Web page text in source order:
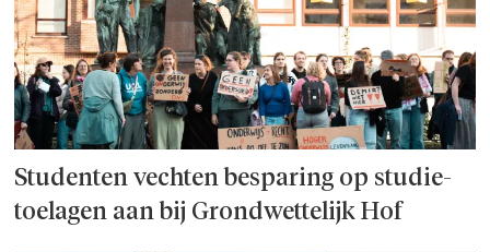
Studenten vechten besparing op studie­
toelagen aan bij Grondwettelijk Hof